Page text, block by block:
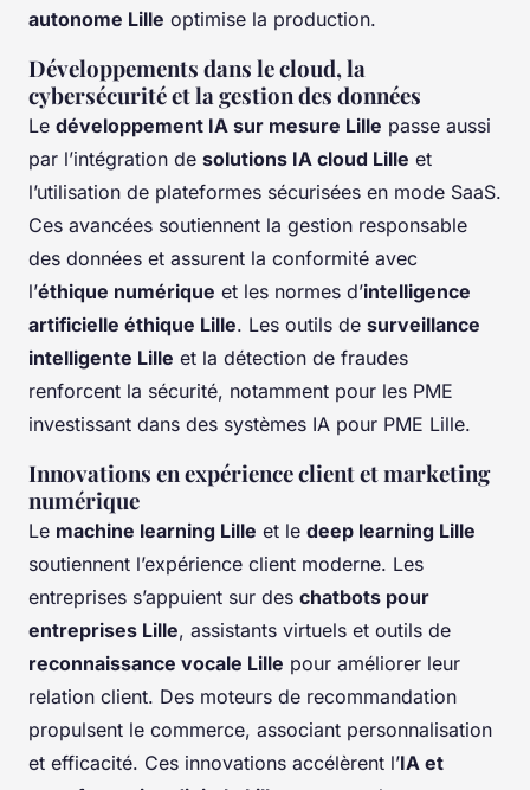
autonome Lille optimise la production.
Développements dans le cloud, la
cybersécurité et la gestion des données
Le développement IA sur mesure Lille passe aussi
par l’intégration de solutions IA cloud Lille et
l’utilisation de plateformes sécurisées en mode SaaS.
Ces avancées soutiennent la gestion responsable
des données et assurent la conformité avec
l’éthique numérique et les normes d’intelligence
artificielle éthique Lille. Les outils de surveillance
intelligente Lille et la détection de fraudes
renforcent la sécurité, notamment pour les PME
investissant dans des systèmes IA pour PME Lille.
Innovations en expérience client et marketing
numérique
Le machine learning Lille et le deep learning Lille
soutiennent l’expérience client moderne. Les
entreprises s’appuient sur des chatbots pour
entreprises Lille, assistants virtuels et outils de
reconnaissance vocale Lille pour améliorer leur
relation client. Des moteurs de recommandation
propulsent le commerce, associant personnalisation
et efficacité. Ces innovations accélèrent l’IA et